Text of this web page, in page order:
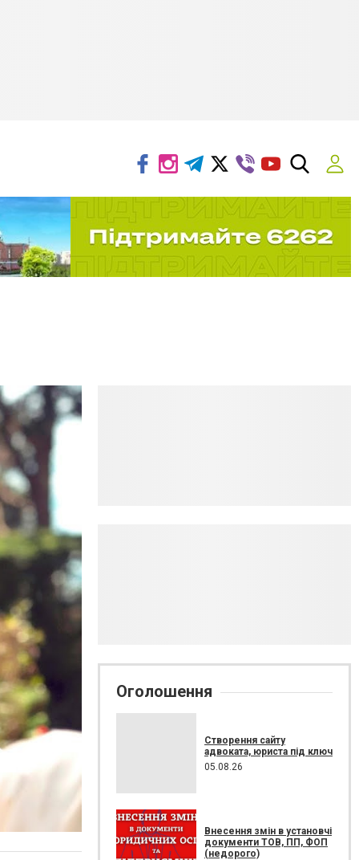
Оголошення
Створення сайту
адвоката, юриста під ключ
05.08.26
Внесення змін в установчі
документи ТОВ, ПП, ФОП
(недорого)